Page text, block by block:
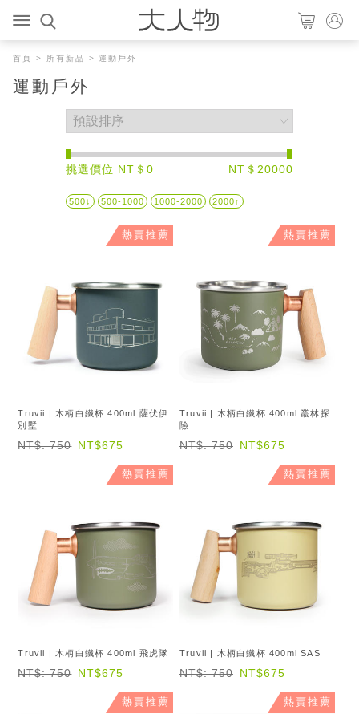
首頁 > 所有新品 > 運動戶外
運動戶外
挑選價位 NT＄0 NT＄20000
500↓ 500-1000 1000-2000 2000↑
熱賣推薦
Truvii | 木柄白鐵杯 400ml 薩伏伊
別墅
NT$: 750 NT$675
熱賣推薦
Truvii | 木柄白鐵杯 400ml 叢林探
險
NT$: 750 NT$675
熱賣推薦
Truvii | 木柄白鐵杯 400ml 飛虎隊
NT$: 750 NT$675
熱賣推薦
Truvii | 木柄白鐵杯 400ml SAS
NT$: 750 NT$675
熱賣推薦 熱賣推薦